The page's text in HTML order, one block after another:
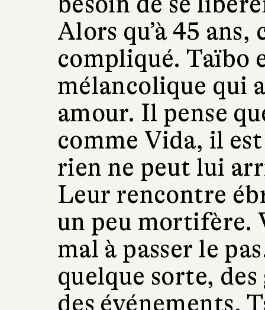
Alors qu’à 45 ans,
compliqué. Taïbo
mélancolique qui
amour. Il pense
comme Vida, il
rien ne peut lui
Leur rencontre
un peu mortifère.
mal à passer le
quelque sorte,
des événements.